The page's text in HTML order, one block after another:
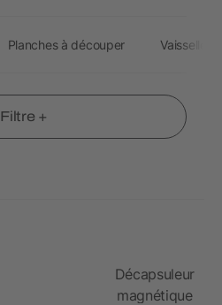
Filtre +
Décapsuleur
magnétique
Planches à découper Vaisselle